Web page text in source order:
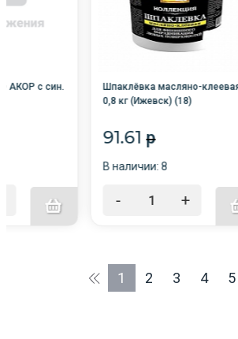
АКОР с син.
Шпаклёвка масляно-
0,8 кг (Ижевск) (18)
91.61 p
В наличии: 8
- +
1 2 3 4 5